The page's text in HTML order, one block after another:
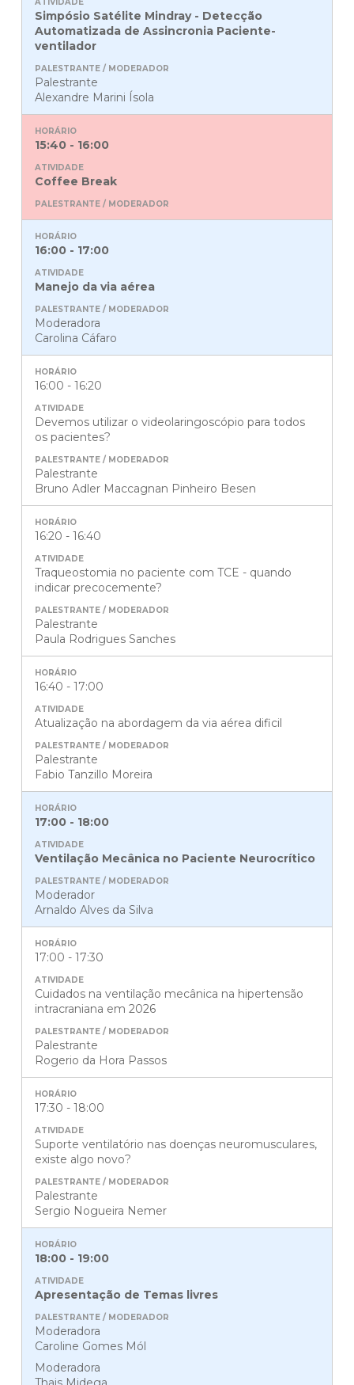
Simpósio Satélite Mindray - Detecção
Automatizada de Assincronia Paciente-
ventilador
Palestrante
Alexandre Marini Ísola
15:40 - 16:00
Coffee Break
16:00 - 17:00
Manejo da via aérea
Moderadora
Carolina Cáfaro
16:00 - 16:20
Devemos utilizar o videolaringoscópio para todos
os pacientes?
Palestrante
Bruno Adler Maccagnan Pinheiro Besen
16:20 - 16:40
Traqueostomia no paciente com TCE - quando
indicar precocemente?
Palestrante
Paula Rodrigues Sanches
16:40 - 17:00
Atualização na abordagem da via aérea dificil
Palestrante
Fabio Tanzillo Moreira
17:00 - 18:00
Ventilação Mecânica no Paciente Neurocrítico
Moderador
Arnaldo Alves da Silva
17:00 - 17:30
Cuidados na ventilação mecânica na hipertensão
intracraniana em 2026
Palestrante
Rogerio da Hora Passos
17:30 - 18:00
Suporte ventilatório nas doenças neuromusculares,
existe algo novo?
Palestrante
Sergio Nogueira Nemer
18:00 - 19:00
Apresentação de Temas livres
Moderadora
Caroline Gomes Mól
Moderadora